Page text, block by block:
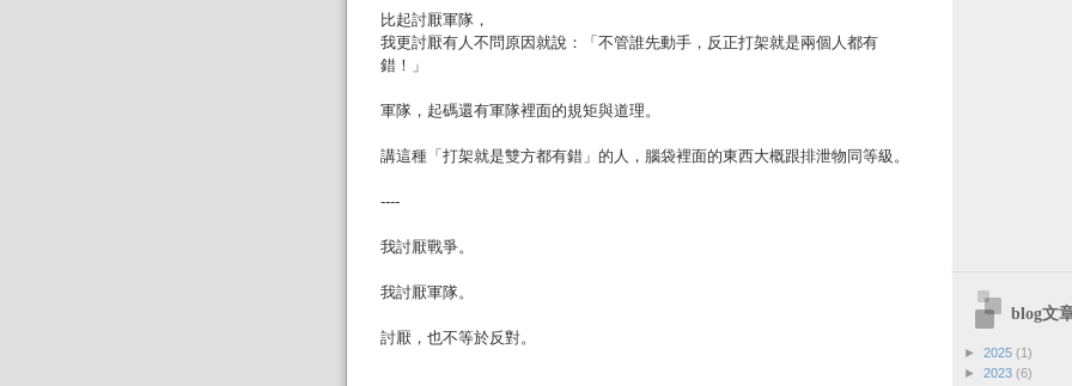
比起討厭軍隊，
我更討厭有人不問原因就說：「不管誰先動手，反正打架就是兩個人都有
錯！」
軍隊，起碼還有軍隊裡面的規矩與道理。
講這種「打架就是雙方都有錯」的人，腦袋裡面的東西大概跟排泄物同等級。
----
我討厭戰爭。
我討厭軍隊。
討厭，也不等於反對。
blog文
► 2025 (1)
► 2023 (6)